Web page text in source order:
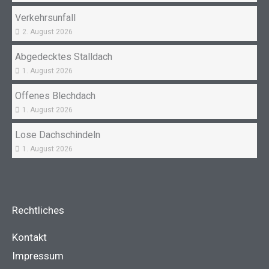
Verkehrsunfall
2. August 2026
Abgedecktes Stalldach
1. August 2026
Offenes Blechdach
1. August 2026
Lose Dachschindeln
1. August 2026
Rechtliches
Kontakt
Impressum